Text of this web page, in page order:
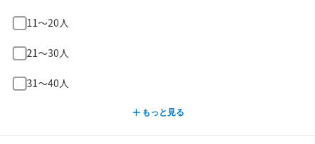
11〜20人
21〜30人
31〜40人
もっと見る